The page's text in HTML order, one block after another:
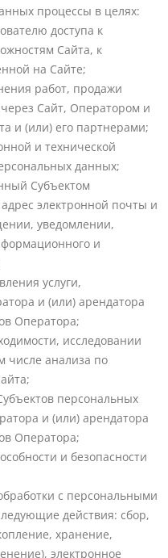
процессы в целях:
доступа к
Сайта, к
на Сайте;
работ, продажи
Сайт, Оператором и
и (или) его партнерами;
и технической
данных;
Субъектом
электронной почты и
уведомлении,
и
услуги,
и (или) арендатора
Оператора;
исследовании
числе анализа по
персональных
и (или) арендатора
Оператора;
и безопасности
с персональными
действия: сбор,
хранение,
электронное